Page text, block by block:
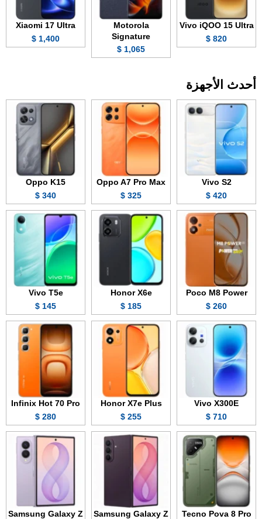
Vivo iQOO 15 Ultra
820 $
Motorola
Signature
1,065 $
Xiaomi 17 Ultra
1,400 $
أحدث الأجهزة
Vivo S2
420 $
Oppo A7 Pro Max
325 $
Oppo K15
340 $
Poco M8 Power
260 $
Honor X6e
185 $
Vivo T5e
145 $
Vivo X300E
710 $
Honor X7e Plus
255 $
Infinix Hot 70 Pro
280 $
Tecno Pova 8 Pro
Samsung Galaxy Z
Samsung Galaxy Z